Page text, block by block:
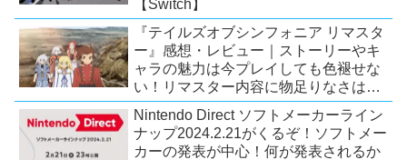
【Switch】
『テイルズオブシンフォニア リマスタ
ー』感想・レビュー｜ストーリーやキ
ャラの魅力は今プレイしても色褪せな
い！リマスター内容に物足りなさはあ
るが、プレイする価値のあるシリーズ
の人気作【Switch/PS4/Xone】
Nintendo Direct ソフトメーカーライン
ナップ2024.2.21がくるぞ！ソフトメー
カーの発表が中心！何が発表されるか